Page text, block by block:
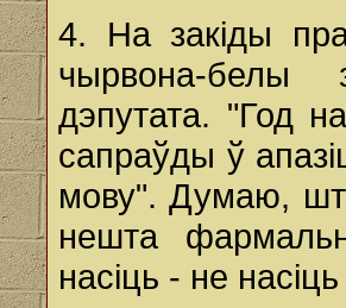
4. На закіды
чырвона-белы
дэпутата. "Год
сапраўды ў
мову". Думаю,
нешта
насіць - не